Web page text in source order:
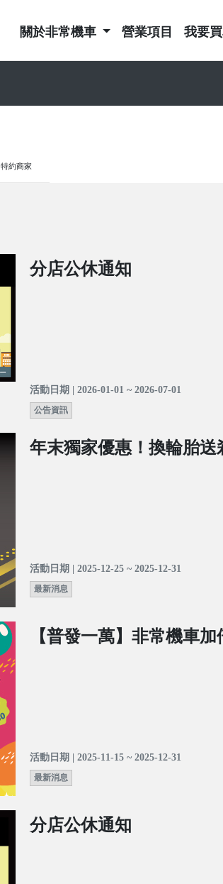
關於非常機車 營業項目 我要
特約商家
分店公休通知
活動日期 | 2026-01-01 ~ 2026-07-01
公告資訊
年末獨家優惠！換輪胎送
活動日期 | 2025-12-25 ~ 2025-12-31
最新消息
【普發一萬】非常機車加
活動日期 | 2025-11-15 ~ 2025-12-31
最新消息
分店公休通知